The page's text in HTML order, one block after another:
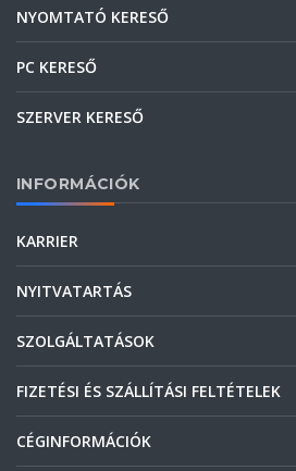
NYOMTATÓ KERESŐ
PC KERESŐ
SZERVER KERESŐ
INFORMÁCIÓK
KARRIER
NYITVATARTÁS
SZOLGÁLTATÁSOK
FIZETÉSI ÉS SZÁLLÍTÁSI FELTÉTELEK
CÉGINFORMÁCIÓK